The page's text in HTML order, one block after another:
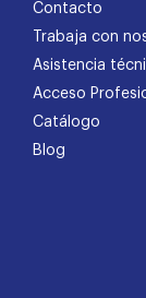
Contacto
Trabaja con
Asistencia
Acceso
Catálogo
Blog